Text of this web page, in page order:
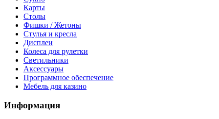
Карты
Столы
Фишки / Жетоны
Стулья и кресла
Дисплеи
Колеса для рулетки
Светильники
Аксессуары
Программное обеспечение
Мебель для казино
Информация